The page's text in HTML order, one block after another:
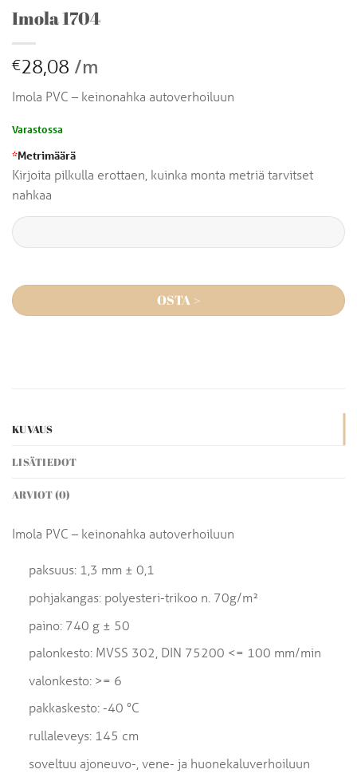
Imola 1704
€28,08 /m
Imola PVC – keinonahka autoverhoiluun
Varastossa
*Metrimäärä
Kirjoita pilkulla erottaen, kuinka monta metriä tarvitset
nahkaa
OSTA >
KUVAUS
LISÄTIEDOT
ARVIOT (0)
Imola PVC – keinonahka autoverhoiluun
paksuus: 1,3 mm ± 0,1
pohjakangas: polyesteri-trikoo n. 70g/m²
paino: 740 g ± 50
palonkesto: MVSS 302, DIN 75200 <= 100 mm/min
valonkesto: >= 6
pakkaskesto: -40 °C
rullaleveys: 145 cm
soveltuu ajoneuvo-, vene- ja huonekaluverhoiluun